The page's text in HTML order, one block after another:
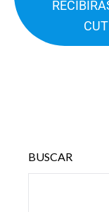
BUSCAR